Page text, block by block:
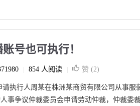
号也可执行！
854 人阅读 赞 (2)
请执行人周某在株洲某商贸有限公司从事
事争议仲裁委员会申请劳动仲裁，仲裁委